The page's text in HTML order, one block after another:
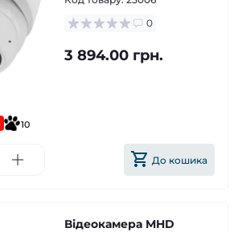
10
0
3 894.00 грн.
До кошика
Відеокамера MHD